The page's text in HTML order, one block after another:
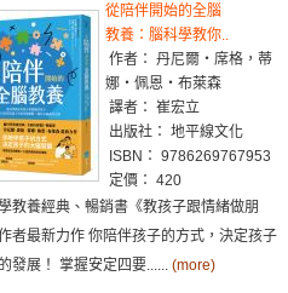
從陪伴開始的全腦
教養：腦科學教你..
作者： 丹尼爾‧席格，蒂
娜‧佩恩‧布萊森
譯者： 崔宏立
出版社： 地平線文化
ISBN： 9786269767953
定價： 420
教養經典、暢銷書《教孩子跟情緒做朋
者最新力作 你陪伴孩子的方式，決定孩子
發展！ 掌握安定四要...... (more)